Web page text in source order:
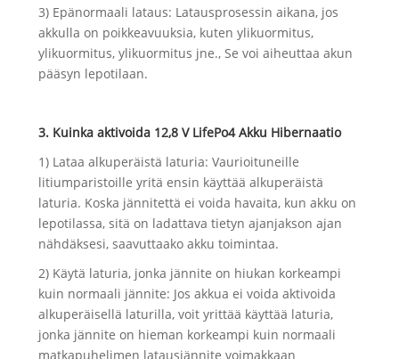
3) Epänormaali lataus: Latausprosessin aikana, jos
akkulla on poikkeavuuksia, kuten ylikuormitus,
ylikuormitus, ylikuormitus jne., Se voi aiheuttaa akun
pääsyn lepotilaan.
3. Kuinka aktivoida 12,8 V LifePo4 Akku Hibernaatio
1) Lataa alkuperäistä laturia: Vaurioituneille
litiumparistoille yritä ensin käyttää alkuperäistä
laturia. Koska jännitettä ei voida havaita, kun akku on
lepotilassa, sitä on ladattava tietyn ajanjakson ajan
nähdäksesi, saavuttaako akku toimintaa.
2) Käytä laturia, jonka jännite on hiukan korkeampi
kuin normaali jännite: Jos akkua ei voida aktivoida
alkuperäisellä laturilla, voit yrittää käyttää laturia,
jonka jännite on hieman korkeampi kuin normaali
matkapuhelimen latausjännite voimakkaan